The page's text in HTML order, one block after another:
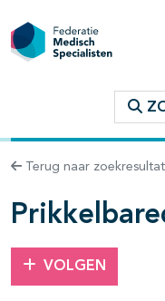
Terug naar
VOLGEN
binnen deze